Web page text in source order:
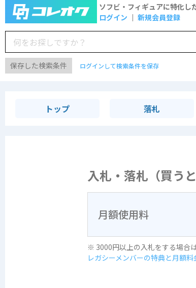
ソフビ・フィギュアに特化し
ログイン
新規会員登録
保存した検索条件 ログインして検索条件を保存
トップ 落札
入札・落札（買うと
月額使用料
※ 3000円以上の入札をする場合
レガシーメンバーの特典と月額